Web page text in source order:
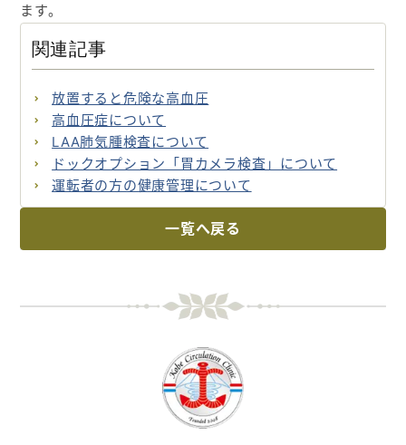
ます。
関連記事
放置すると危険な高血圧
高血圧症について
LAA肺気腫検査について
ドックオプション「胃カメラ検査」について
運転者の方の健康管理について
一覧へ戻る